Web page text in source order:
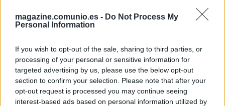
magazine.comunio.es - Do Not Process My
Personal Information
If you wish to opt-out of the sale, sharing to third parties, or
processing of your personal or sensitive information for
targeted advertising by us, please use the below opt-out
section to confirm your selection. Please note that after your
opt-out request is processed you may continue seeing
interest-based ads based on personal information utilized by